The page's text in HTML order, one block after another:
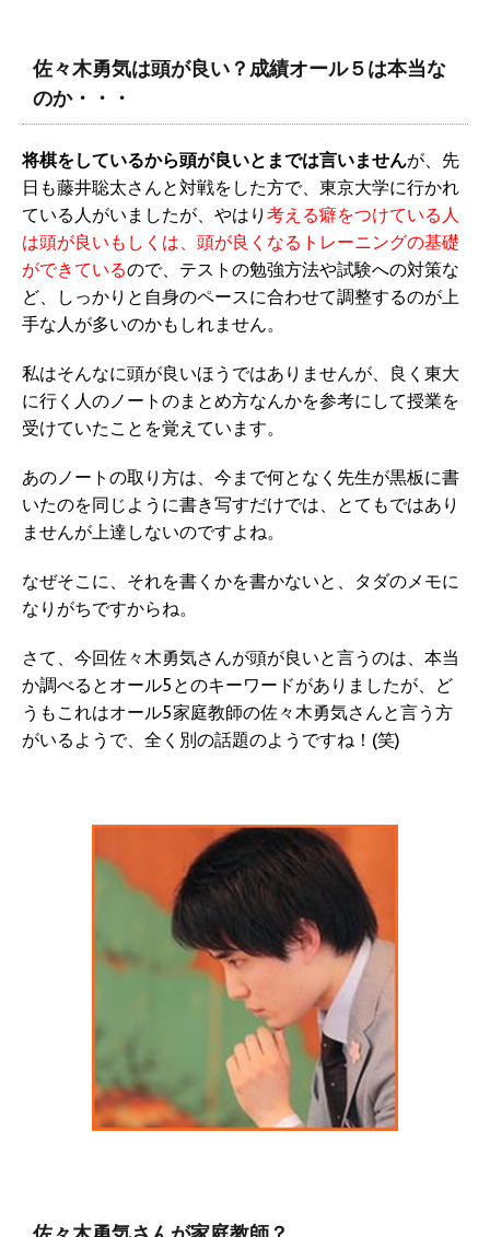
佐々木勇気は頭が良い？成績オール５は本当な
のか・・・
将棋をしているから頭が良いとまでは言いませんが、先
日も藤井聡太さんと対戦をした方で、東京大学に行かれ
ている人がいましたが、やはり 考える癖をつけている人
は頭が良いもしくは、頭が良くなるトレーニングの基礎
ができているので、テストの勉強方法や試験への対策な
ど、しっかりと自身のペースに合わせて調整するのが上
手な人が多いのかもしれません。
私はそんなに頭が良いほうではありませんが、良く東大
に行く人のノートのまとめ方なんかを参考にして授業を
受けていたことを覚えています。
あのノートの取り方は、今まで何となく先生が黒板に書
いたのを同じように書き写すだけでは、とてもではあり
ませんが上達しないのですよね。
なぜそこに、それを書くかを書かないと、タダのメモに
なりがちですからね。
さて、今回佐々木勇気さんが頭が良いと言うのは、本当
か調べるとオール5とのキーワードがありましたが、ど
うもこれはオール5家庭教師の佐々木勇気さんと言う方
がいるようで、全く別の話題のようですね！(笑)